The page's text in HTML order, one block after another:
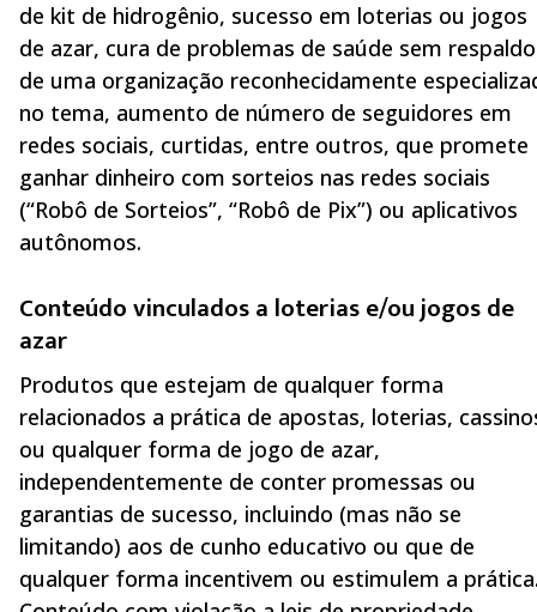
de kit de hidrogênio, sucesso em loterias ou jogos
de azar, cura de problemas de saúde sem respaldo
de uma organização reconhecidamente
no tema, aumento de número de seguidores em
redes sociais, curtidas, entre outros, que promete
ganhar dinheiro com sorteios nas redes sociais
(“Robô de Sorteios”, “Robô de Pix”) ou aplicativos
autônomos.
Conteúdo vinculados a loterias e/ou jogos de
azar
Produtos que estejam de qualquer forma
relacionados a prática de apostas, loterias,
ou qualquer forma de jogo de azar,
independentemente de conter promessas ou
garantias de sucesso, incluindo (mas não se
limitando) aos de cunho educativo ou que de
qualquer forma incentivem ou estimulem a